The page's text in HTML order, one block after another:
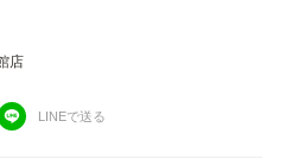
店
LINEで送る